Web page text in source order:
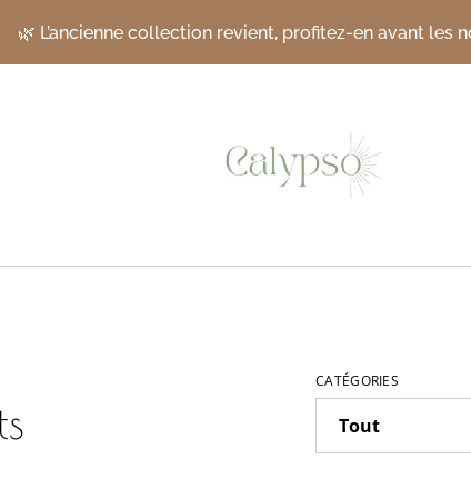
🌿 L’ancienne collection revient, profitez-en avant les
CATÉGORIES